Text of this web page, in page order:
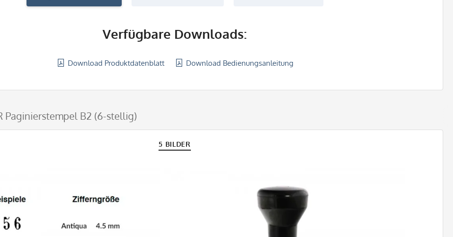
Verfügbare Downloads:
Download Produktdatenblatt Download Bedienungsanleitung
Paginierstempel B2 (6-stellig)
5 BILDER